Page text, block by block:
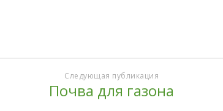
Следующая публикация
Почва для газона